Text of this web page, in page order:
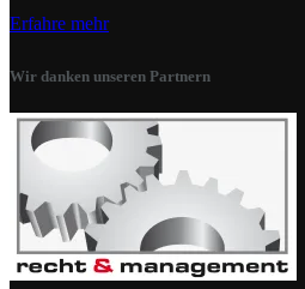
Erfahre mehr
Wir danken unseren Partnern